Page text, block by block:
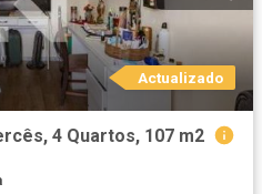
Actualizado
4 Quartos, 107 m2